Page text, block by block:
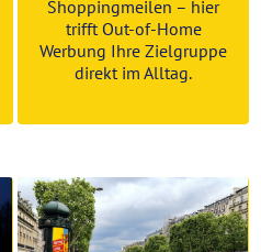
Shoppingmeilen – hier
trifft Out-of-Home
Werbung Ihre Zielgruppe
direkt im Alltag.